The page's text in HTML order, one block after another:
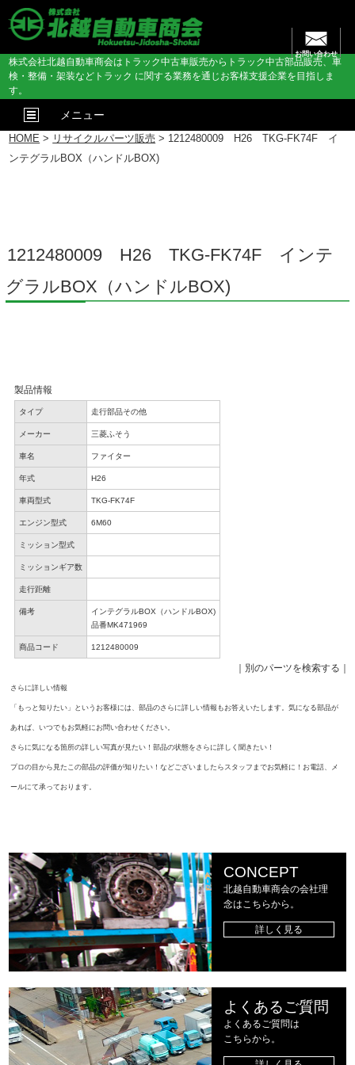
お問い合わせ
株式会社北越自動車商会はトラック中古車販売からトラック中古部品販売、車
検・整備・架装などトラック に関する業務を通じお客様支援企業を目指しま
す。
メニュー
HOME > リサイクルパーツ販売 > 1212480009 H26 TKG-FK74F イ
ンテグラルBOX（ハンドルBOX)
1212480009 H26 TKG-FK74F インテ
グラルBOX（ハンドルBOX)
製品情報
タイプ 走行部品その他
メーカー 三菱ふそう
車名 ファイター
年式 H26
車両型式 TKG-FK74F
エンジン型式 6M60
ミッション型式
ミッションギア数
走行距離
備考
インテグラルBOX（ハンドルBOX)
品番MK471969
商品コード 1212480009
別のパーツを検索する
さらに詳しい情報
「もっと知りたい」というお客様には、部品のさらに詳しい情報もお答えいたします。気になる部品が
あれば、いつでもお気軽にお問い合わせください。
さらに気になる箇所の詳しい写真が見たい！部品の状態をさらに詳しく聞きたい！
プロの目から見たこの部品の評価が知りたい！などございましたらスタッフまでお気軽に！お電話、メ
ールにて承っております。
CONCEPT
北越自動車商会の会社理
念はこちらから。
詳しく見る
よくあるご質問
よくあるご質問は
こちらから。